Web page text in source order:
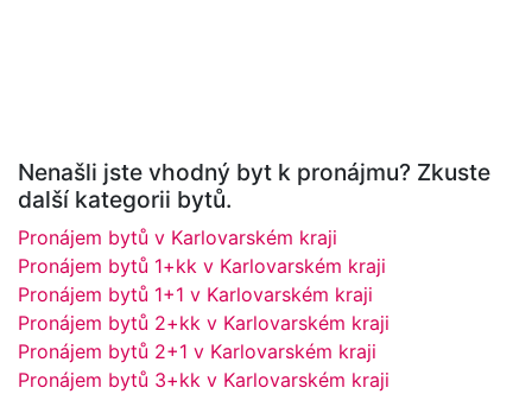
Nenašli jste vhodný byt k pronájmu? Zkuste
další kategorii bytů.
Pronájem bytů v Karlovarském kraji
Pronájem bytů 1+kk v Karlovarském kraji
Pronájem bytů 1+1 v Karlovarském kraji
Pronájem bytů 2+kk v Karlovarském kraji
Pronájem bytů 2+1 v Karlovarském kraji
Pronájem bytů 3+kk v Karlovarském kraji